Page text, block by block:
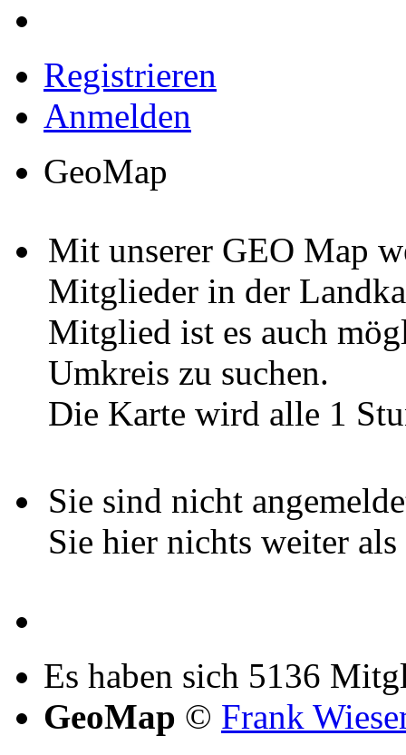
Registrieren
Anmelden
GeoMap
Mit unserer GEO Map
Mitglieder in der
Mitglied ist es auch
Umkreis zu suchen.
Die Karte wird alle 1
Sie sind nicht
Sie hier nichts weiter